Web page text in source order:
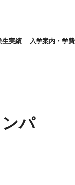
生実績 入学案内・学費
パ